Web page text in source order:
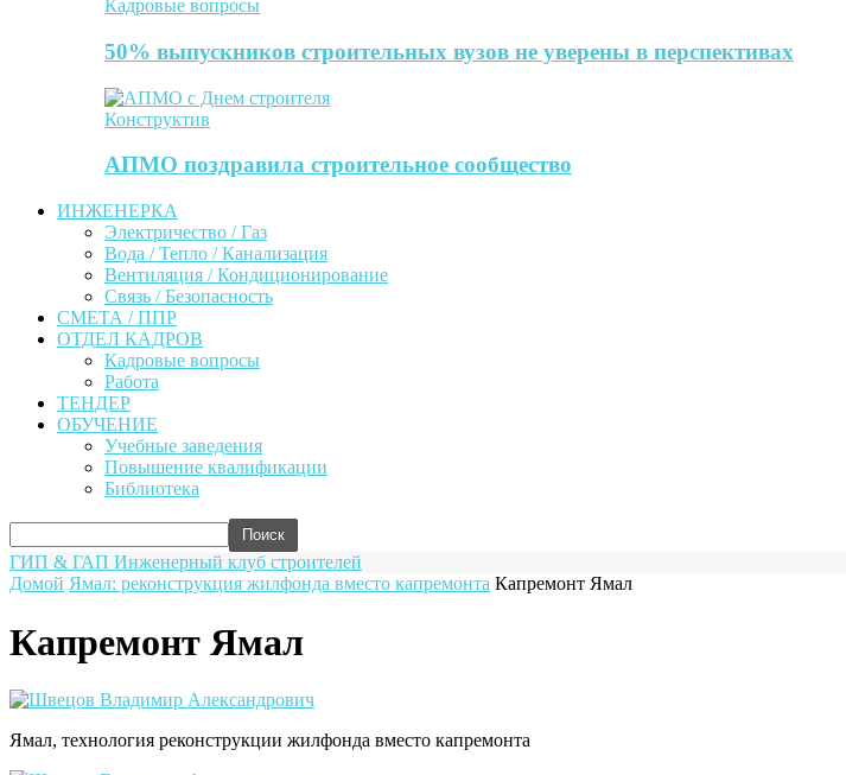
Кадровые вопросы
50% выпускников строительных вузов не уверены в перспективах
Конструктив
АПМО поздравила строительное сообщество
ИНЖЕНЕРКА
Электричество / Газ
Вода / Тепло / Канализация
Вентиляция / Кондиционирование
Связь / Безопасность
СМЕТА / ППР
ОТДЕЛ КАДРОВ
Кадровые вопросы
Работа
ТЕНДЕР
ОБУЧЕНИЕ
Учебные заведения
Повышение квалификации
Библиотека
ГИП & ГАП Инженерный клуб строителей
Домой Ямал: реконструкция жилфонда вместо капремонта Капремонт Ямал
Капремонт Ямал
Ямал, технология реконструкции жилфонда вместо капремонта